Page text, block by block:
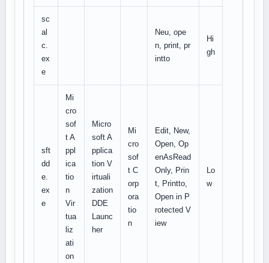
sc
al
c.
ex
e
Neu, ope
n, print, pr
intto
Hi
gh
sft
dd
e.
ex
e
Mi
cro
sof
t A
ppl
ica
tio
n
Vir
tua
liz
ati
on
Micro
soft A
pplica
tion V
irtuali
zation
DDE
Launc
her
Mi
cro
sof
t C
orp
ora
tio
n
Edit, New,
Open, Op
enAsRead
Only, Prin
t, Printto,
Open in P
rotected V
iew
Lo
w